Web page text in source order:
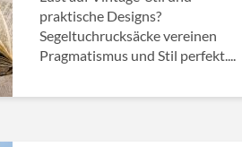
praktische Designs?
Segeltuchrucksäcke vereinen
Pragmatismus und Stil perfekt....